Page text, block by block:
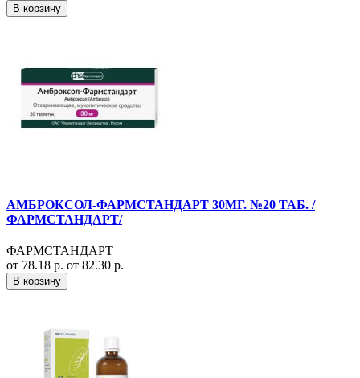
В корзину
АМБРОКСОЛ-ФАРМСТАНДАРТ 30МГ. №20 ТАБ. /
ФАРМСТАНДАРТ/
ФАРМСТАНДАРТ
от 78.18 р. от 82.30 р.
В корзину